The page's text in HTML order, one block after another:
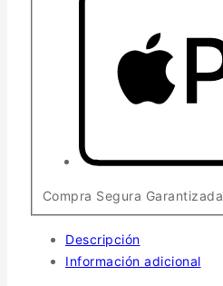
Compra Segura Garantizada
Descripción
Información adicional